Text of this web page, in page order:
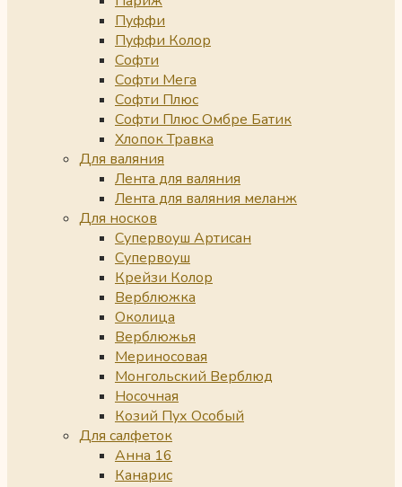
Пуффи
Пуффи Колор
Софти
Софти Мега
Софти Плюс
Софти Плюс Омбре Батик
Хлопок Травка
Для валяния
Лента для валяния
Лента для валяния меланж
Для носков
Супервоуш Артисан
Супервоуш
Крейзи Колор
Верблюжка
Околица
Верблюжья
Мериносовая
Монгольский Верблюд
Носочная
Козий Пух Особый
Для салфеток
Анна 16
Канарис